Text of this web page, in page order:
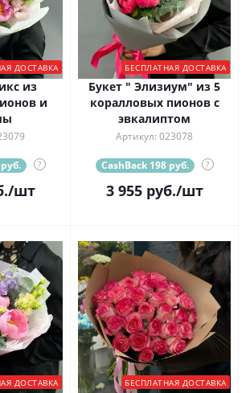
ДОСТАВКА
из
и
?
/шт
БЕСПЛАТНАЯ ДОСТАВКА
Букет " Элизиум" из 5
коралловых пионов с
эвкалиптом
Артикул: 023078
CashBack 198 руб. ?
3 955руб./шт
ДОСТАВКА БЕСПЛАТНАЯ ДОСТАВКА